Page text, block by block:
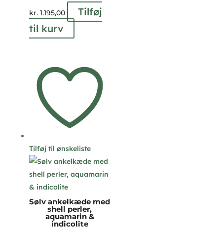
kr.1.195,00
Tilføj
til kurv
Tilføj til ønskeliste
Sølv ankelkæde med
shell perler,
aquamarin &
indicolite